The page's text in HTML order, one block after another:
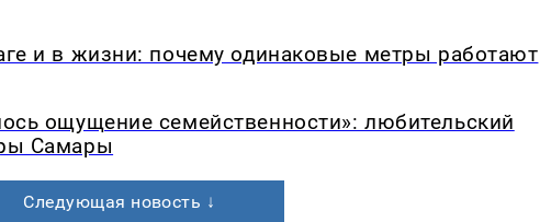
и в жизни: почему одинаковые метры работают
ощущение семейственности»: любительский
Самары
Следующая новость ↓